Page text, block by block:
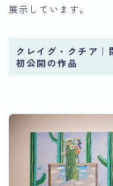
展示しています。
クレイグ・クチア
初公開の作品